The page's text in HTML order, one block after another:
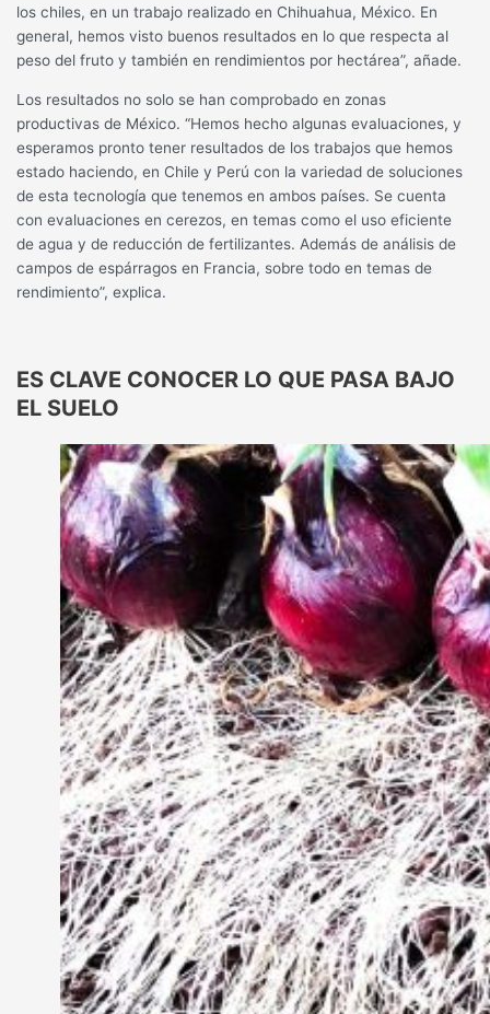
los chiles, en un trabajo realizado en Chihuahua, México. En
general, hemos visto buenos resultados en lo que respecta al
peso del fruto y también en rendimientos por hectárea”, añade.
Los resultados no solo se han comprobado en zonas
productivas de México. “Hemos hecho algunas evaluaciones, y
esperamos pronto tener resultados de los trabajos que hemos
estado haciendo, en Chile y Perú con la variedad de soluciones
de esta tecnología que tenemos en ambos países. Se cuenta
con evaluaciones en cerezos, en temas como el uso eficiente
de agua y de reducción de fertilizantes. Además de análisis de
campos de espárragos en Francia, sobre todo en temas de
rendimiento”, explica.
ES CLAVE CONOCER LO QUE PASA BAJO
EL SUELO